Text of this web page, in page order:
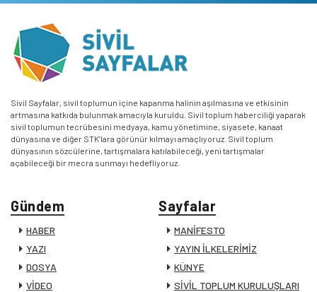
Sivil Sayfalar, sivil toplumun içine kapanma halinin aşılmasına ve etkisinin
artmasına katkıda bulunmak amacıyla kuruldu. Sivil toplum haberciliği yaparak
sivil toplumun tecrübesini medyaya, kamu yönetimine, siyasete, kanaat
dünyasına ve diğer STK’lara görünür kılmayı amaçlıyoruz. Sivil toplum
dünyasının sözcülerine, tartışmalara katılabileceği, yeni tartışmalar
açabileceği bir mecra sunmayı hedefliyoruz.
Gündem
HABER
YAZI
DOSYA
VİDEO
Sayfalar
MANİFESTO
YAYIN İLKELERİMİZ
KÜNYE
SİVİL TOPLUM KURULUŞLARI